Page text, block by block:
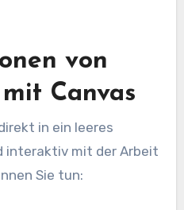
von
Canvas
in ein leeres
interaktiv mit der Arbeit
Sie tun: